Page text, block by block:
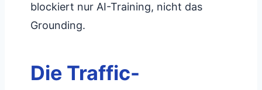
blockiert nur AI-Training, nicht das
Grounding.
Die Traffic-